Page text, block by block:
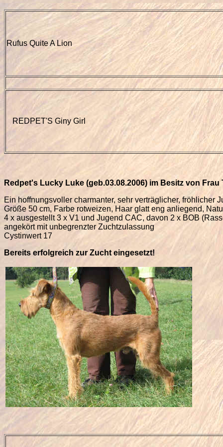
Rufus Quite A Lion
REDPET'S Giny Girl
Redpet's Lucky Luke (geb.03.08.2006) im Besitz von Frau
Ein hoffnungsvoller charmanter, sehr verträglicher, fröhlicher
Größe 50 cm, Farbe rotweizen, Haar glatt eng anliegend,
4 x ausgestellt 3 x V1 und Jugend CAC, davon 2 x BOB
angekört mit unbegrenzter Zuchtzulassung
Cystinwert 17
Bereits erfolgreich zur Zucht eingesetzt!